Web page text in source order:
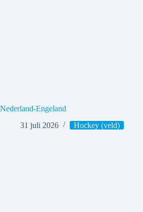
Nederland-Engeland
31 juli 2026
Hockey (veld)